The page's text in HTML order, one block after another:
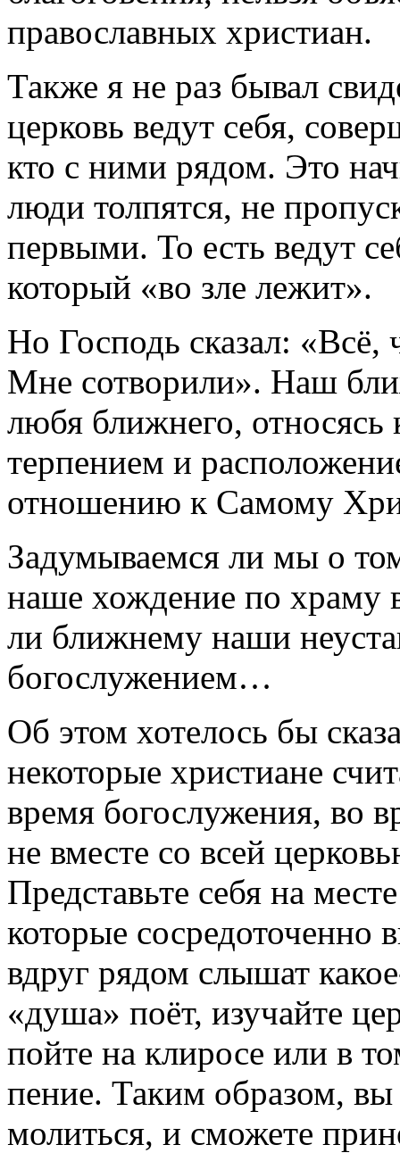
православных христиан.
Также я не раз бывал
церковь ведут себя,
кто с ними рядом. Это
люди толпятся, не
первыми. То есть ведут
который «во зле лежит».
Но Господь сказал:
Мне сотворили». Наш
любя ближнего,
терпением и
отношению к Самому
Задумываемся ли мы о
наше хождение по
ли ближнему наши
богослужением…
Об этом хотелось бы
некоторые христиане
время богослужения, во
не вместе со всей
Представьте себя на
которые сосредоточенно
вдруг рядом слышат
«душа» поёт, изучайте
пойте на клиросе или в
пение. Таким образом,
молиться, и сможете